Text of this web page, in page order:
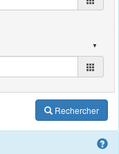
Rechercher